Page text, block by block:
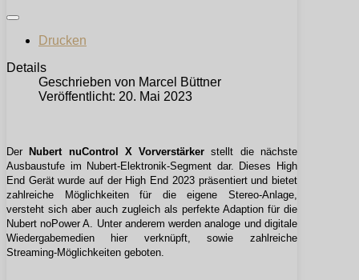
Drucken
Details
Geschrieben von Marcel Büttner
Veröffentlicht: 20. Mai 2023
Der Nubert nuControl X Vorverstärker stellt die nächste
Ausbaustufe im Nubert-Elektronik-Segment dar. Dieses High
End Gerät wurde auf der High End 2023 präsentiert und bietet
zahlreiche Möglichkeiten für die eigene Stereo-Anlage,
versteht sich aber auch zugleich als perfekte Adaption für die
Nubert noPower A. Unter anderem werden analoge und digitale
Wiedergabemedien hier verknüpft, sowie zahlreiche
Streaming-Möglichkeiten geboten.